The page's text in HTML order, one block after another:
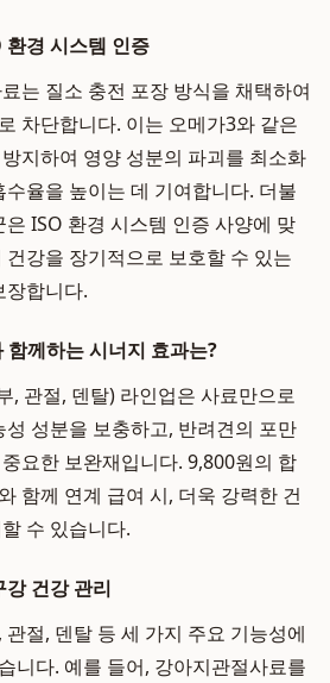
환경 시스템 인증
는 질소 충전 포장 방식을 채택하여
차단합니다. 이는 오메가3와 같은
지하여 영양 성분의 파괴를 최소화
율을 높이는 데 기여합니다. 더불
ISO 환경 시스템 인증 사양에 맞
강을 장기적으로 보호할 수 있는
장합니다.
께하는 시너지 효과는?
, 관절, 덴탈) 라인업은 사료만으로
성분을 보충하고, 반려견의 포만
요한 보완재입니다. 9,800원의 합
함께 연계 급여 시, 더욱 강력한 건
수 있습니다.
강 건강 관리
절, 덴탈 등 세 가지 주요 기능성에
니다. 예를 들어, 강아지관절사료를